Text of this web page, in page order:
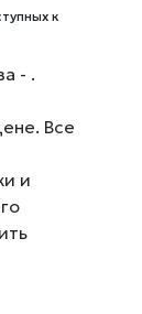
к
- .
Все
и